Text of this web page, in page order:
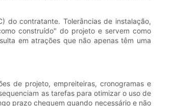
do contratante. Tolerâncias de instalação,
construído" do projeto e servem como
em atrações que não apenas têm uma
de projeto, empreiteiras, cronogramas e
as tarefas para otimizar o uso de
prazo cheguem quando necessário e não